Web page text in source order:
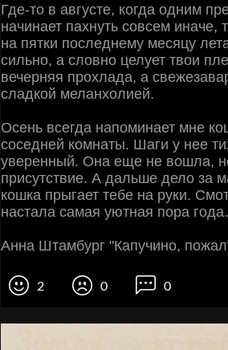
Где-то в августе, когда одним
начинает пахнуть совсем
на пятки последнему месяцу
сильно, а словно целует твои
вечерняя прохлада, а
сладкой меланхолией.
Осень всегда напоминает мне
соседней комнаты. Шаги у нее
уверенный. Она еще не вошла,
присутствие. А дальше дело за
кошка прыгает тебе на руки.
настала самая уютная пора
Анна Штамбург "Капучино,
2 0 0